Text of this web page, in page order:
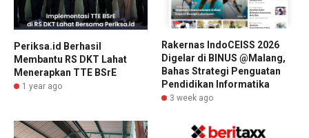
Periksa.id Berhasil
Membantu RS DKT Lahat
Menerapkan TTE BSrE
1 year ago
Rakernas IndoCEISS 2026
Digelar di BINUS @Malang,
Bahas Strategi Penguatan
Pendidikan Informatika
3 week ago